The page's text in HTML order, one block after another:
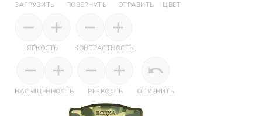
ЗАГРУЗИТЬ ПОВЕРНУТЬ ОТРАЗИТЬ ЦВЕТ
ЯРКОСТЬ КОНТРАСТНОСТЬ
НАСЫЩЕННОСТЬ РЕЗКОСТЬ ОТМЕНИТЬ